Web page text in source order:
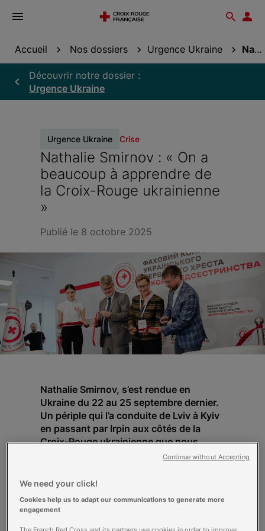
Ouvrir
Accueil Nos dossiers Urgence Ukraine Nathalie Smirnov : « On a beaucoup à apprendre de...
Découvrir notre dossier :
Urgence Ukraine
Urgence Ukraine Crise
Nathalie Smirnov : « On a
beaucoup à apprendre de
la Croix-Rouge ukrainienne
»
Publié le 8 octobre 2025
Nathalie Smirnov, s’est rendue en
Ukraine du 22 au 25 septembre dernier.
Un périple qui l’a conduite de Lviv à Kyiv
en passant par Irpin aux côtés de la
Croix-Rouge ukrainienne que nous
continuons de soutenir en particulier
premiers secours. Une Croix-Rouge
dont la force et la capacité d’adaptation
dans ce contexte de guerre suscitent
We need your click!
Cookies help us to adapt our communications to generate more
engagement
Continue without Accepting